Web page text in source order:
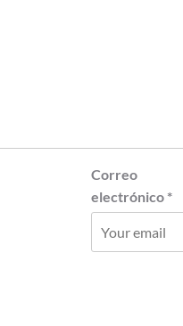
Correo
electrónico *